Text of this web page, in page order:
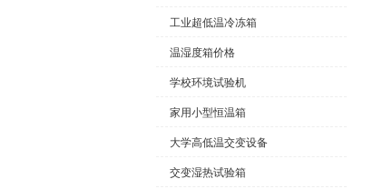
工业超低温冷冻箱
温湿度箱价格
学校环境试验机
家用小型恒温箱
大学高低温交变设备
交变湿热试验箱